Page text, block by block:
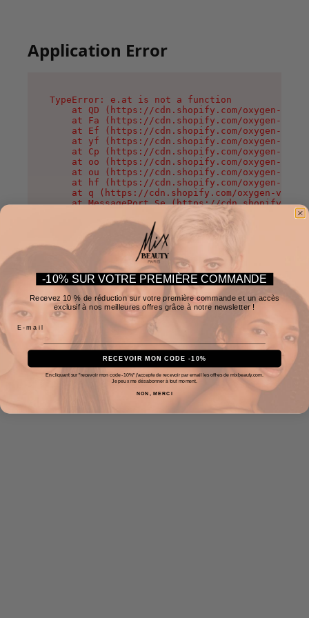
Application Error
TypeError: e.at is not a function
at QD (https://cdn.shopify.com/oxygen-v2/
at Fa (https://cdn.shopify.com/oxygen-v2/
at Ef (https://cdn.shopify.com/oxygen-v2/
at yf (https://cdn.shopify.com/oxygen-v2/
at Cp (https://cdn.shopify.com/oxygen-v2/
at oo (https://cdn.shopify.com/oxygen-v2/
at ou (https://cdn.shopify.com/oxygen-v2/
at hf (https://cdn.shopify.com/oxygen-v2/
at q (https://cdn.shopify.com/oxygen-v2/
at MessagePort.Se (https://
-10% SUR VOTRE PREMIÈRE COMMANDE
Recevez 10 % de réduction sur votre première commande et un accès
exclusif à nos meilleures offres grâce à notre newsletter !
RECEVOIR MON CODE -10%
En cliquant sur "recevoir mon code -10%" j'accepte de recevoir par email les offres de mixbeauty.com.
Je peux me désabonner à tout moment.
NON, MERCI